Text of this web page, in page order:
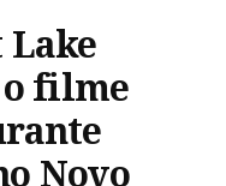
filme
Novo